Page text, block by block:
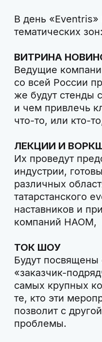
В день «Eventris»
тематических зон:
ВИТРИНА
Ведущие
со всей России
же будут стенды
и чем привлечь
что-то, или кто-
ЛЕКЦИИ И
Их проведут
индустрии,
различных
татарстанского
наставников и
компаний НАОМ,
ТОК ШОУ
Будут
«заказчик-
самых крупных
те, кто эти
позволит с
проблемы.